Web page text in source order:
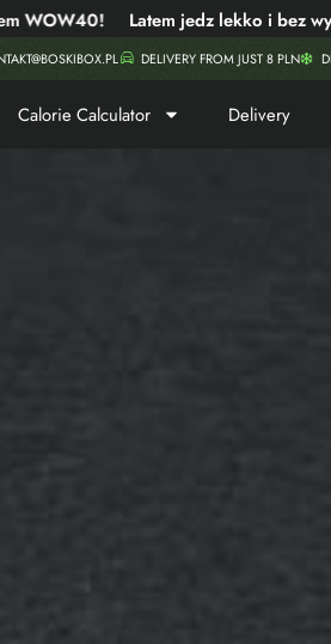
Latem jedz lekko i bez wysiłku.
DELIVERY FROM JUST 8 PLN
Calorie Calculator Delivery